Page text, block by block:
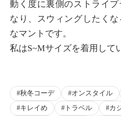
動く度に裏側のストライ
なり、スウィングしたく
なマントです。
私はS~Mサイズを着用して
秋冬コーデ オンスタイル
キレイめ
トラベル カ